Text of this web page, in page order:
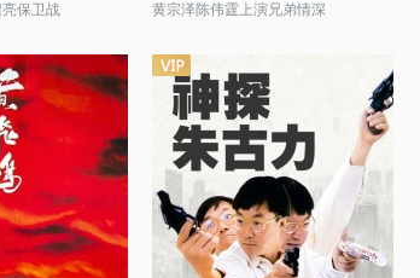
保卫战 黄宗泽陈伟霆上演兄弟情深